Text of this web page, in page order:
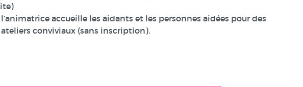
l’animatrice accueille les aidants et les personnes aidées pour des
conviviaux (sans inscription).